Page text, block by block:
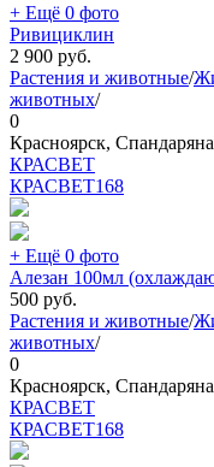
+ Ещё 0 фото
Ривициклин
2 900 руб.
Растения и животные/
животных/
0
Красноярск,
КРАСВЕТ
КРАСВЕТ168
+ Ещё 0 фото
Алезан 100мл
500 руб.
Растения и животные/
животных/
0
Красноярск,
КРАСВЕТ
КРАСВЕТ168